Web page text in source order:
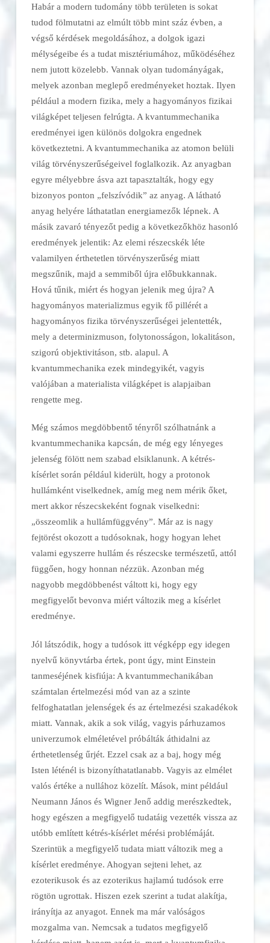
Habár a modern tudomány több területen is sokat
tudod fölmutatni az elmúlt több mint száz évben, a
végső kérdések megoldásához, a dolgok igazi
mélységeibe és a tudat misztériumához, működéséhez
nem jutott közelebb. Vannak olyan tudományágak,
melyek azonban meglepő eredményeket hoztak. Ilyen
például a modern fizika, mely a hagyományos fizikai
világképet teljesen felrúgta. A kvantummechanika
eredményei igen különös dolgokra engednek
következtetni. A kvantummechanika az atomon belüli
világ törvényszerűségeivel foglalkozik. Az anyagban
egyre mélyebbre ásva azt tapasztalták, hogy egy
bizonyos ponton „felszívódik” az anyag. A látható
anyag helyére láthatatlan energiamezők lépnek. A
másik zavaró tényezőt pedig a következőkhöz hasonló
eredmények jelentik: Az elemi részecskék léte
valamilyen érthetetlen törvényszerűség miatt
megszűnik, majd a semmiből újra előbukkannak.
Hová tűnik, miért és hogyan jelenik meg újra? A
hagyományos materializmus egyik fő pillérét a
hagyományos fizika törvényszerűségei jelentették,
mely a determinizmuson, folytonosságon, lokalitáson,
szigorú objektivitáson, stb. alapul. A
kvantummechanika ezek mindegyikét, vagyis
valójában a materialista világképet is alapjaiban
rengette meg.
Még számos megdöbbentő tényről szólhatnánk a
kvantummechanika kapcsán, de még egy lényeges
jelenség fölött nem szabad elsiklanunk. A kétrés-
kísérlet során például kiderült, hogy a protonok
hullámként viselkednek, amíg meg nem mérik őket,
mert akkor részecskeként fognak viselkedni:
„összeomlik a hullámfüggvény”. Már az is nagy
fejtörést okozott a tudósoknak, hogy hogyan lehet
valami egyszerre hullám és részecske természetű, attól
függően, hogy honnan nézzük. Azonban még
nagyobb megdöbbenést váltott ki, hogy egy
megfigyelőt bevonva miért változik meg a kísérlet
eredménye.
Jól látszódik, hogy a tudósok itt végképp egy idegen
nyelvű könyvtárba értek, pont úgy, mint Einstein
tanmeséjének kisfiúja: A kvantummechanikában
számtalan értelmezési mód van az a szinte
felfoghatatlan jelenségek és az értelmezési szakadékok
miatt. Vannak, akik a sok világ, vagyis párhuzamos
univerzumok elméletével próbálták áthidalni az
érthetetlenség űrjét. Ezzel csak az a baj, hogy még
Isten léténél is bizonyíthatatlanabb. Vagyis az elmélet
valós értéke a nullához közelít. Mások, mint például
Neumann János és Wigner Jenő addig merészkedtek,
hogy egészen a megfigyelő tudatáig vezették vissza az
utóbb említett kétrés-kísérlet mérési problémáját.
Szerintük a megfigyelő tudata miatt változik meg a
kísérlet eredménye. Ahogyan sejteni lehet, az
ezoterikusok és az ezoterikus hajlamú tudósok erre
rögtön ugrottak. Hiszen ezek szerint a tudat alakítja,
irányítja az anyagot. Ennek ma már valóságos
mozgalma van. Nemcsak a tudatos megfigyelő